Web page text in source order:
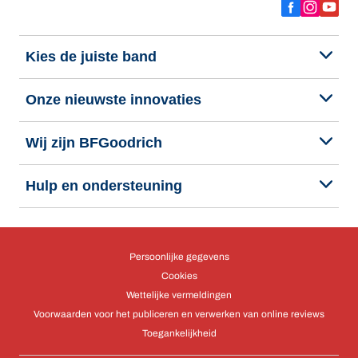
Kies de juiste band
Onze nieuwste innovaties
Wij zijn BFGoodrich
Hulp en ondersteuning
Persoonlijke gegevens
Cookies
Wettelijke vermeldingen
Voorwaarden voor het publiceren en verwerken van online reviews
Toegankelijkheid